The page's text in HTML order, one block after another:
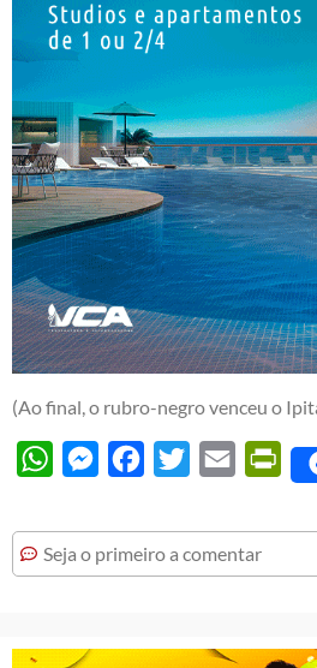
(Ao final, o rubro-negro venceu o
WhatsAppMessengerFacebook
Twitter Email
Seja o primeiro a comentar